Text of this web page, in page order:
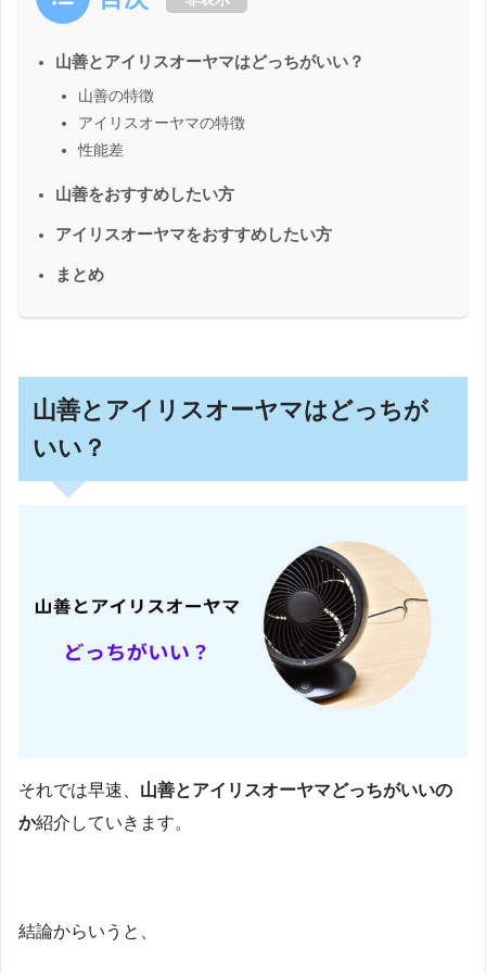
山善とアイリスオーヤマはどっちがいい？
山善の特徴
アイリスオーヤマの特徴
性能差
山善をおすすめしたい方
アイリスオーヤマをおすすめしたい方
まとめ
山善とアイリスオーヤマはどっちが
いい？
それでは早速、 山善とアイリスオーヤマどっちがいいの
か紹介していきます。
結論からいうと、